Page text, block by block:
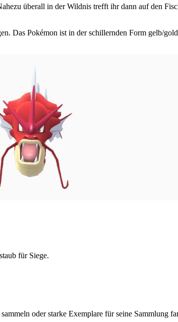
überall in der Wildnis trefft ihr dann auf den
Das Pokémon ist in der schillernden Form gelb/
für Siege.
oder starke Exemplare für seine Sammlung